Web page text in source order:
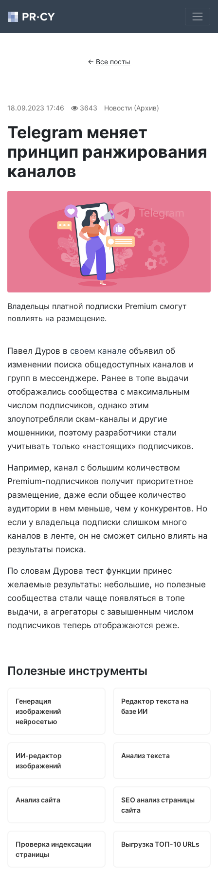
← Все посты
18.09.2023 17:46 3643 Новости (Архив)
Telegram меняет
принцип ранжирования
каналов
Владельцы платной подписки Premium смогут
повлиять на размещение.
Павел Дуров в своем канале объявил об
изменении поиска общедоступных каналов и
групп в мессенджере. Ранее в топе выдачи
отображались сообщества с максимальным
числом подписчиков, однако этим
злоупотребляли скам-каналы и другие
мошенники, поэтому разработчики стали
учитывать только «настоящих» подписчиков.
Например, канал с большим количеством
Premium-подписчиков получит приоритетное
размещение, даже если общее количество
аудитории в нем меньше, чем у конкурентов. Но
если у владельца подписки слишком много
каналов в ленте, он не сможет сильно влиять на
результаты поиска.
По словам Дурова тест функции принес
желаемые результаты: небольшие, но полезные
сообщества стали чаще появляться в топе
выдачи, а агрегаторы с завышенным числом
подписчиков теперь отображаются реже.
Полезные инструменты
Генерация
изображений
нейросетью
Редактор текста на
базе ИИ
ИИ-редактор
изображений
Анализ текста
Анализ сайта
SEO анализ страницы
сайта
Проверка индексации
страницы
Выгрузка ТОП-10 URLs